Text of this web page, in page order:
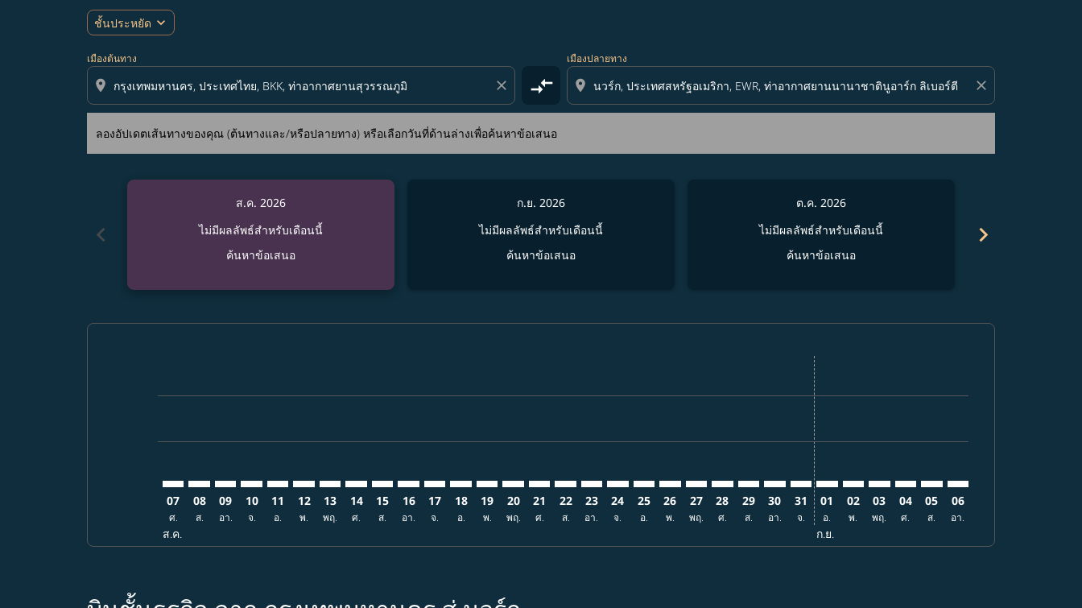
ชั้นประหยัด expand_more
เมืองต้นทาง
location_on close compare_arrows
เมืองปลายทาง
location_on close
ลองอัปเดตเส้นทางของคุณ (ต้นทางและ/หรือปลายทาง) หรือเลือกวันที่ด้านล่างเพื่อค้นหาข้อเสนอ
chevron_left
ส.ค. 2026
ไม่มีผลลัพธ์สำหรับเดือนนี้
ค้นหาข้อเสนอ
ก.ย. 2026
ไม่มีผลลัพธ์สำหรับเดือนนี้
ค้นหาข้อเสนอ
ต.ค. 2026
ไม่มีผลลัพธ์สำหรับเดือนนี้
ค้นหาข้อเสนอ
chevron_right
07
ศ.
ส.ค.
08
ส.
09
อา.
10
จ.
11
อ.
12
พ.
13
พฤ.
14
ศ.
15
ส.
16
อา.
17
จ.
18
อ.
19
พ.
BKK–EWR: cmp-view-offers-disclaimer. ค้นหาข้อเสนอ
20
พฤ.
BKK–EWR: cmp-view-offers-disclaimer. ค้นหาข้อเสนอ
21
ศ.
BKK–EWR: cmp-view-offers-disclaimer. ค้นหาข้อเสนอ
22
ส.
BKK–EWR: cmp-view-offers-disclaimer. ค้นหาข้อเสนอ
23
อา.
BKK–EWR: cmp-view-offers-disclaimer. ค้นหาข้อเสนอ
24
จ.
BKK–EWR: cmp-view-offers-disclaimer. ค้นหาข้อเสนอ
25
อ.
BKK–EWR: cmp-view-offers-disclaimer. ค้นหาข้อเสนอ
26
พ.
BKK–EWR: cmp-view-offers-disclaimer. ค้นหาข้อเสนอ
27
พฤ.
BKK–EWR: cmp-view-offers-disclaimer. ค้นหาข้อเสนอ
28
ศ.
BKK–EWR: cmp-view-offers-disclaimer. ค้นหาข้อเสนอ
29
ส.
BKK–EWR: cmp-view-offers-disclaimer. ค้นหาข้อเสนอ
30
อา.
BKK–EWR: cmp-view-offers-disclaimer. ค้นหาข้อ
31
จ.
01
อ.
ก.ย.
02
พ.
03
พฤ.
04
ศ.
05
ส.
06
อา.